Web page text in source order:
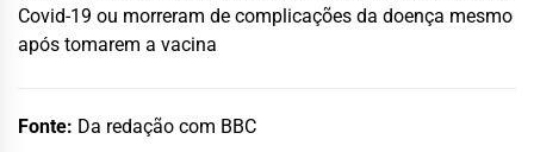
Covid-19 ou morreram de complicações da doença mesmo
após tomarem a vacina
Fonte: Da redação com BBC